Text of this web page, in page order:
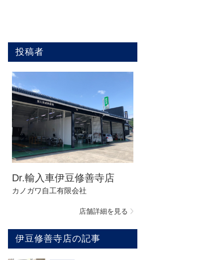
投稿者
Dr.輸入車伊豆修善寺店
カノガワ自工有限会社
店舗詳細を見る
伊豆修善寺店の記事